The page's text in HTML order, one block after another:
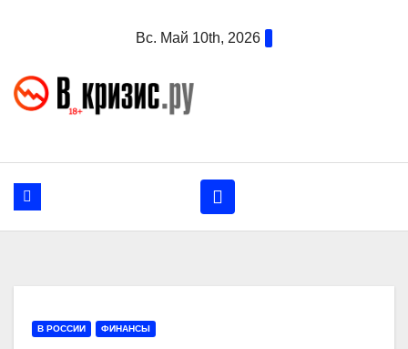
Вс. Май 10th, 2026
В РОССИИ ФИНАНСЫ